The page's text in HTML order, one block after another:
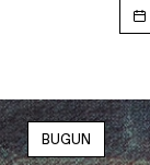
BUGUN